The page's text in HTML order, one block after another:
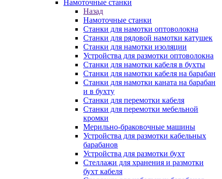
Намоточные станки
Назад
Намоточные станки
Станки для намотки оптоволокна
Станки для рядовой намотки катушек
Станки для намотки изоляции
Устройства для размотки оптоволокна
Станки для намотки кабеля в бухты
Станки для намотки кабеля на барабан
Станки для намотки каната на барабан
и в бухту
Станки для перемотки кабеля
Станки для перемотки мебельной
кромки
Мерильно-браковочные машины
Устройства для размотки кабельных
барабанов
Устройства для размотки бухт
Стеллажи для хранения и размотки
бухт кабеля